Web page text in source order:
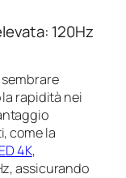
120Hz
rapidità nei
come la
4K,
assicurando